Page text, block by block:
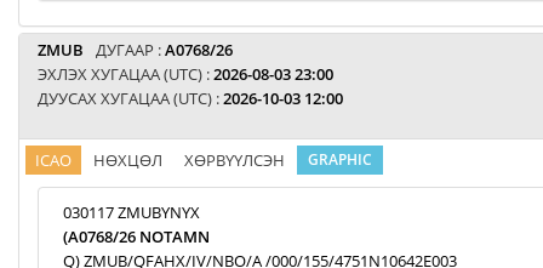
ZMUB ДУГААР :A0768/26
ЭХЛЭХ ХУГАЦАА (UTC) :2026-08-03 23:00
ДУУСАХ ХУГАЦАА (UTC) :2026-10-03 12:00
ICAO НӨХЦӨЛ ХӨРВҮҮЛСЭН GRAPHIC
030117 ZMUBYNYX
(A0768/26 NOTAMN
Q) ZMUB/QFAHX/IV/NBO/A /000/155/4751N10642E003